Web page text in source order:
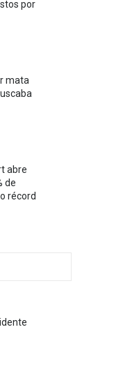
por
mata
abre
de
récord